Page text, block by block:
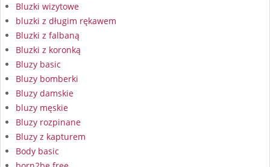
Bluzki wizytowe
bluzki z długim rękawem
Bluzki z falbaną
Bluzki z koronką
Bluzy basic
Bluzy bomberki
Bluzy damskie
bluzy męskie
Bluzy rozpinane
Bluzy z kapturem
Body basic